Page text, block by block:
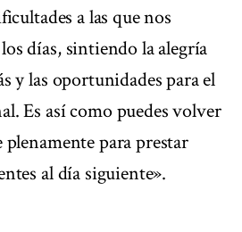
a las que nos
días, sintiendo la alegría
y las oportunidades para el
Es así como puedes volver
plenamente para prestar
al día siguiente».